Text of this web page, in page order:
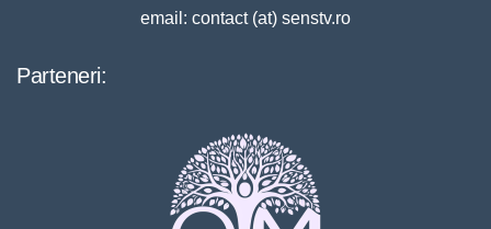
email: contact (at) senstv.ro
Parteneri: